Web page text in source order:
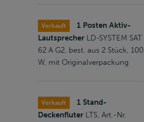
Verkauft
1 Posten Aktiv-
Lautsprecher LD-SYSTEM SAT
62 A G2, best. aus 2 Stück, 100
W, mit Originalverpackung
Verkauft
1 Stand-
Deckenfluter LTS, Art.-Nr.